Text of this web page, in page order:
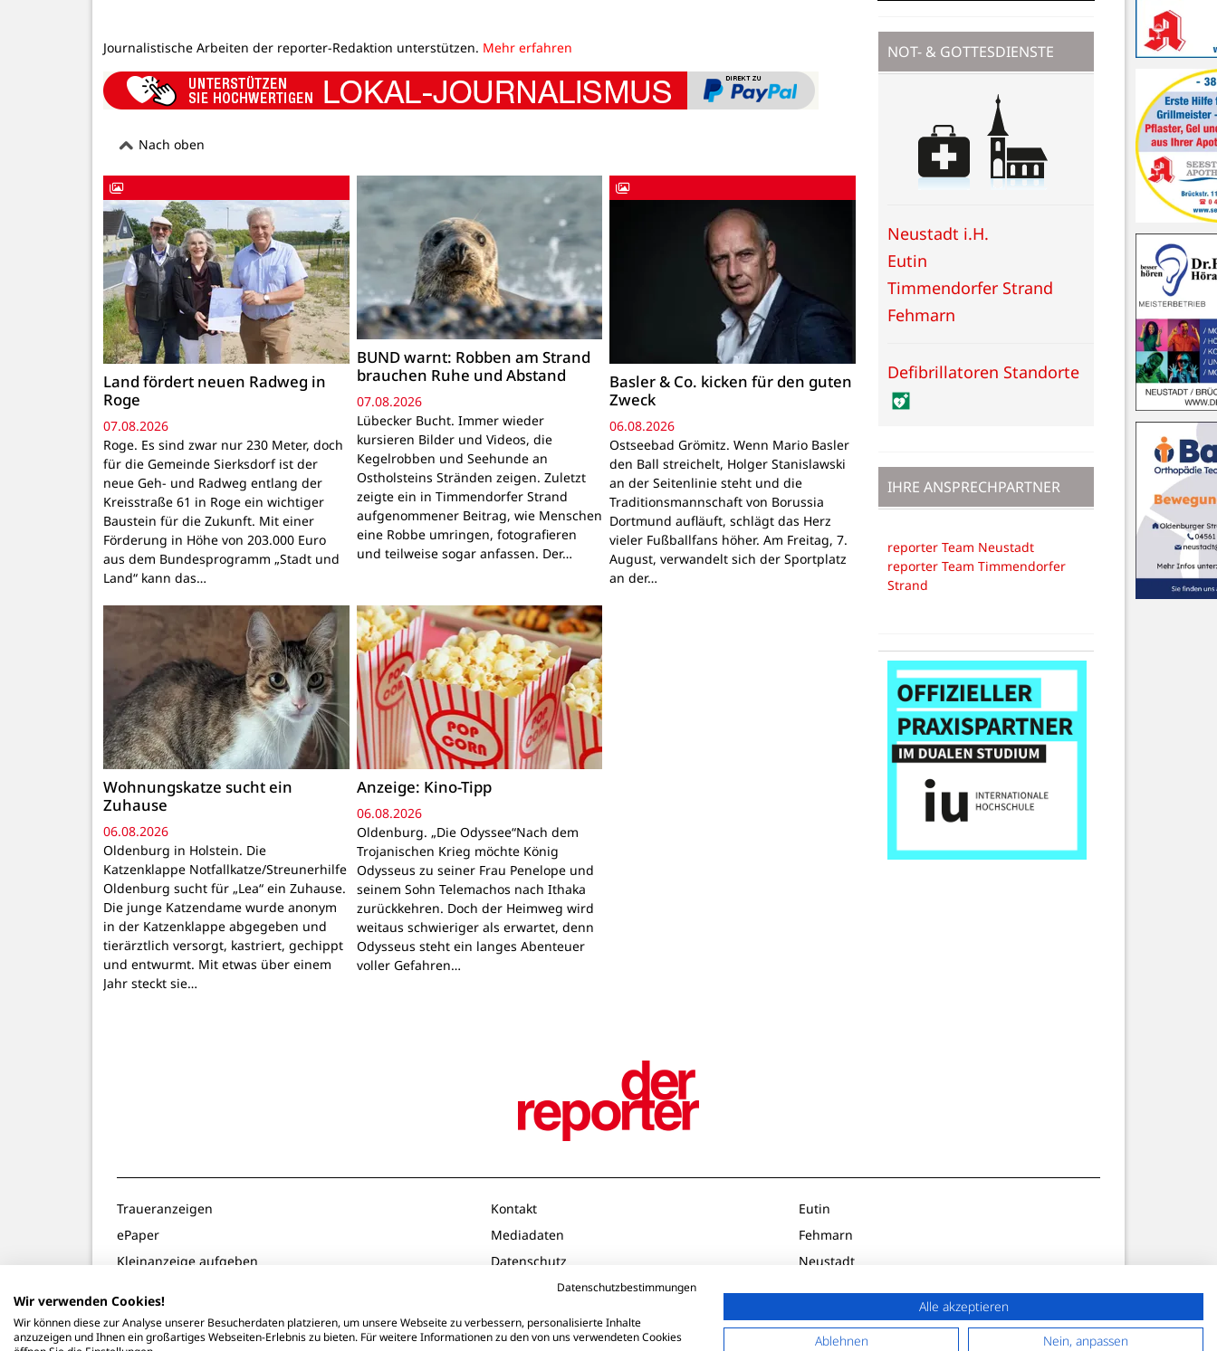
Journalistische Arbeiten der reporter-Redaktion unterstützen. Mehr erfahren
Nach oben
Land fördert neuen Radweg in
Roge
07.08.2026
Roge. Es sind zwar nur 230 Meter, doch
für die Gemeinde Sierksdorf ist der
neue Geh- und Radweg entlang der
Kreisstraße 61 in Roge ein wichtiger
Baustein für die Zukunft. Mit einer
Förderung in Höhe von 203.000 Euro
aus dem Bundesprogramm „Stadt und
Land“ kann das…
BUND warnt: Robben am Strand
brauchen Ruhe und Abstand
07.08.2026
Lübecker Bucht. Immer wieder
kursieren Bilder und Videos, die
Kegelrobben und Seehunde an
Ostholsteins Stränden zeigen. Zuletzt
zeigte ein in Timmendorfer Strand
aufgenommener Beitrag, wie Menschen
eine Robbe umringen, fotografieren
und teilweise sogar anfassen. Der…
Basler & Co. kicken für den guten
Zweck
06.08.2026
Ostseebad Grömitz. Wenn Mario Basler
den Ball streichelt, Holger Stanislawski
an der Seitenlinie steht und die
Traditionsmannschaft von Borussia
Dortmund aufläuft, schlägt das Herz
vieler Fußballfans höher. Am Freitag, 7.
August, verwandelt sich der Sportplatz
an der…
Wohnungskatze sucht ein
Zuhause
06.08.2026
Oldenburg in Holstein. Die
Katzenklappe Notfallkatze/Streunerhilfe
Oldenburg sucht für „Lea“ ein Zuhause.
Die junge Katzendame wurde anonym
in der Katzenklappe abgegeben und
tierärztlich versorgt, kastriert, gechippt
und entwurmt. Mit etwas über einem
Jahr steckt sie…
Anzeige: Kino-Tipp
06.08.2026
Oldenburg. „Die Odyssee“Nach dem
Trojanischen Krieg möchte König
Odysseus zu seiner Frau Penelope und
seinem Sohn Telemachos nach Ithaka
zurückkehren. Doch der Heimweg wird
weitaus schwieriger als erwartet, denn
Odysseus steht ein langes Abenteuer
voller Gefahren…
NOT- & GOTTESDIENSTE
Neustadt i.H.
Eutin
Timmendorfer Strand
Fehmarn
Defibrillatoren Standorte
IHRE ANSPRECHPARTNER
reporter Team Neustadt
reporter Team Timmendorfer
Strand
Traueranzeigen
ePaper
Kleinanzeige aufgeben
Notdienste
Kontakt
Mediadaten
Datenschutz
Impressum
Eutin
Fehmarn
Neustadt
Tdf. Strand
Datenschutzbestimmungen
Wir verwenden Cookies!
Wir können diese zur Analyse unserer Besucherdaten platzieren, um unsere Webseite zu verbessern, personalisierte Inhalte
anzuzeigen und Ihnen ein großartiges Webseiten-Erlebnis zu bieten. Für weitere Informationen zu den von uns verwendeten Cookies
Alle akzeptieren
Ablehnen
Nein, anpassen